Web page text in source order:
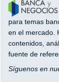
para temas
en el mercado.
contenidos,
fuente de
Síguenos en